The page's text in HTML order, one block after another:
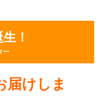
！
ー
届けしま